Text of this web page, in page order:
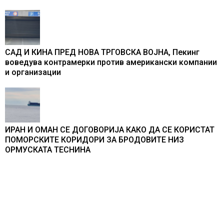
САД И КИНА ПРЕД НОВА ТРГОВСКА ВОЈНА, Пекинг
воведува контрамерки против американски компании
и организации
ИРАН И ОМАН СЕ ДОГОВОРИЈА КАКО ДА СЕ КОРИСТАТ
ПОМОРСКИТЕ КОРИДОРИ ЗА БРОДОВИТЕ НИЗ
ОРМУСКАТА ТЕСНИНА